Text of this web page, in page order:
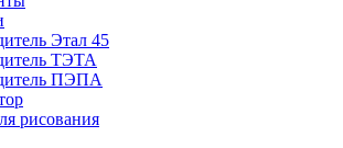
Этал 45
ТЭТА
ПЭПА
рисования